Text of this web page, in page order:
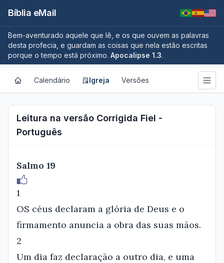
Bíblia eMail
Bem-aventurado aquele que lê, e os que ouvem as palavras
desta profecia, e guardam as coisas que nela estão escritas
porque o tempo está próximo. Apocalipse 1.3.
Calendário Igreja Versões
Leitura na versão Corrigida Fiel -
Português
Salmo 19
1
OS céus declaram a glória de Deus e o
firmamento anuncia a obra das suas mãos.
2
Um dia faz declaração a outro dia, e uma